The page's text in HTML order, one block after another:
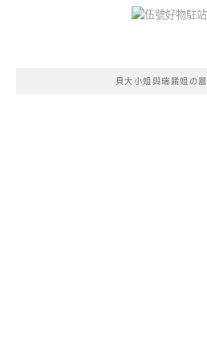
貝大小姐與瑞餚姐の